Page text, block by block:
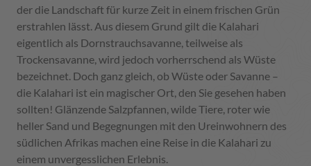
der die Landschaft für kurze Zeit in einem frischen Grün
erstrahlen lässt. Aus diesem Grund gilt die Kalahari
eigentlich als Dornstrauchsavanne, teilweise als
Trockensavanne, wird jedoch vorherrschend als Wüste
bezeichnet. Doch ganz gleich, ob Wüste oder Savanne –
die Kalahari ist ein magischer Ort, den Sie gesehen haben
sollten! Glänzende Salzpfannen, wilde Tiere, roter wie
heller Sand und Begegnungen mit den Ureinwohnern des
südlichen Afrikas machen eine Reise in die Kalahari zu
einem unvergesslichen Erlebnis.